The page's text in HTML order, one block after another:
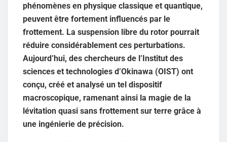
phénomènes en physique classique et quantique,
peuvent être fortement influencés par le
frottement. La suspension libre du rotor pourrait
réduire considérablement ces perturbations.
Aujourd’hui, des chercheurs de l’Institut des
sciences et technologies d’Okinawa (OIST) ont
conçu, créé et analysé un tel dispositif
macroscopique, ramenant ainsi la magie de la
lévitation quasi sans frottement sur terre grâce à
une ingénierie de précision.